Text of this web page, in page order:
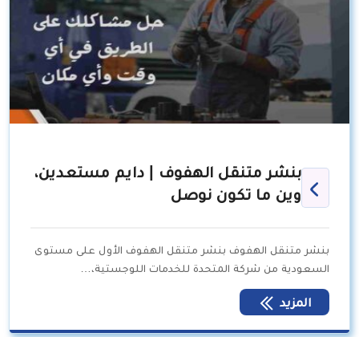
بنشر متنقل الهفوف | دايم مستعدين،
وين ما تكون نوصل
بنشر متنقل الهفوف بنشر متنقل الهفوف الأول على مستوى
السعودية من شركة المتحدة للخدمات اللوجستية،…
المزيد